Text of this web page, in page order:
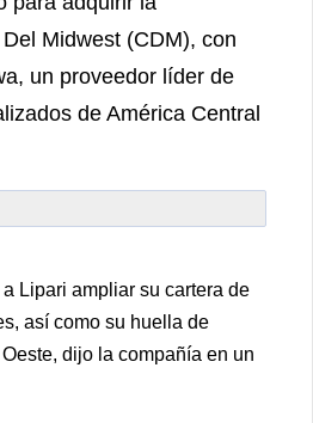
Midwest (CDM), con
un proveedor líder de
de América Central
Lipari ampliar su cartera de
así como su huella de
dijo la compañía en un